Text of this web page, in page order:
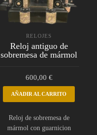
RELOJES
Reloj antiguo de
sobremesa de mármol
600,00 €
AÑADIR AL CARRITO
Reloj de sobremesa de
mármol con guarnicion